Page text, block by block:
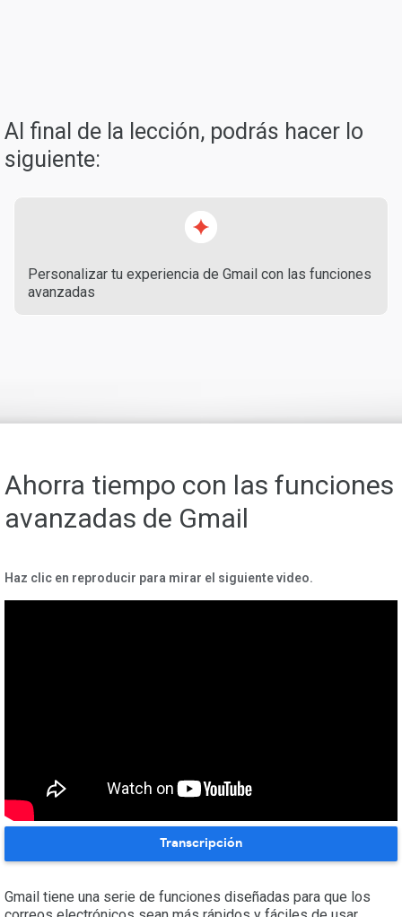
Al final de la lección, podrás hacer lo
siguiente:
Personalizar tu experiencia de Gmail con las funciones
avanzadas
Ahorra tiempo con las funciones
avanzadas de Gmail
Haz clic en reproducir para mirar el siguiente video.
Transcripción
Gmail tiene una serie de funciones diseñadas para que los